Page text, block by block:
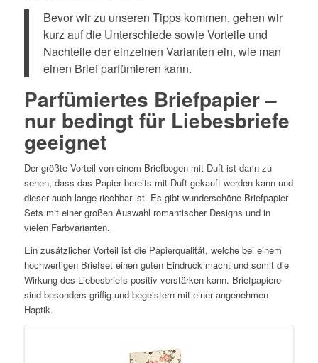
Bevor wir zu unseren Tipps kommen, gehen wir
kurz auf die Unterschiede sowie Vorteile und
Nachteile der einzelnen Varianten ein, wie man
einen Brief parfümieren kann.
Parfümiertes Briefpapier –
nur bedingt für Liebesbriefe
geeignet
Der größte Vorteil von einem Briefbogen mit Duft ist darin zu
sehen, dass das Papier bereits mit Duft gekauft werden kann und
dieser auch lange riechbar ist. Es gibt wunderschöne Briefpapier
Sets mit einer großen Auswahl romantischer Designs und in
vielen Farbvarianten.
Ein zusätzlicher Vorteil ist die Papierqualität, welche bei einem
hochwertigen Briefset einen guten Eindruck macht und somit die
Wirkung des Liebesbriefs positiv verstärken kann. Briefpapiere
sind besonders griffig und begeistern mit einer angenehmen
Haptik.